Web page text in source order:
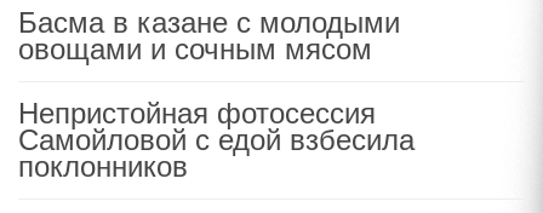
Басма в казане с молодыми
овощами и сочным мясом
Непристойная фотосессия
Самойловой с едой взбесила
поклонников